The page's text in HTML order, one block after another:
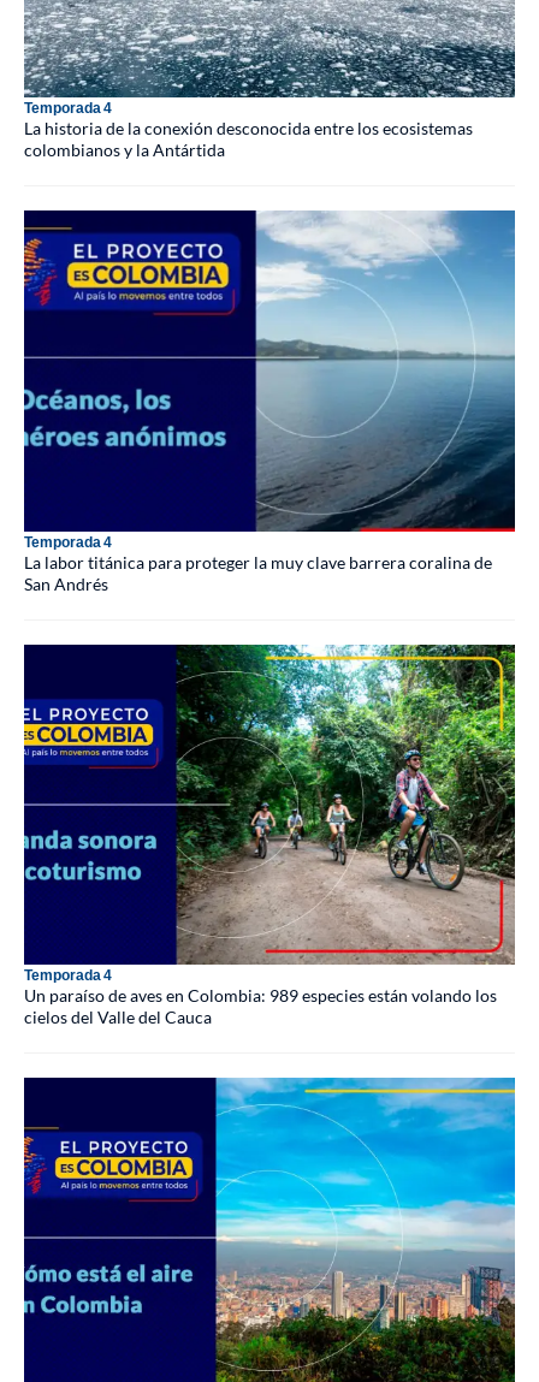
Temporada 4
La historia de la conexión desconocida entre los ecosistemas
colombianos y la Antártida
Temporada 4
La labor titánica para proteger la muy clave barrera coralina de
San Andrés
Temporada 4
Un paraíso de aves en Colombia: 989 especies están volando los
cielos del Valle del Cauca